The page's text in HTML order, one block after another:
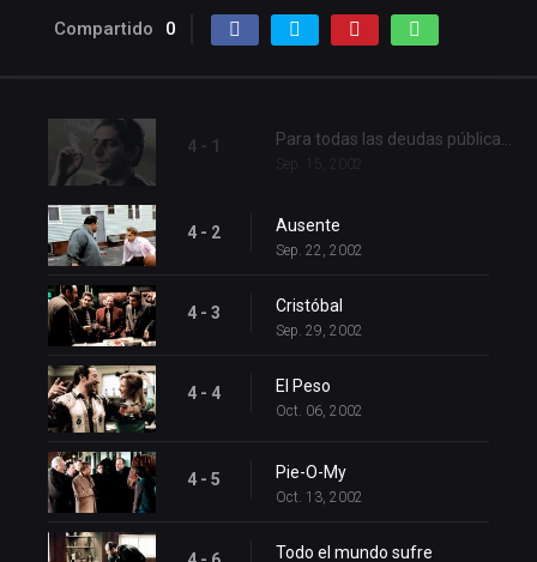
Compartido 0
4 - 1
Sep. 15, 2002
4 - 2 Ausente
Sep. 22, 2002
4 - 3 Cristóbal
Sep. 29, 2002
4 - 4 El Peso
Oct. 06, 2002
4 - 5 Pie-O-My
Oct. 13, 2002
Todo el mundo sufre